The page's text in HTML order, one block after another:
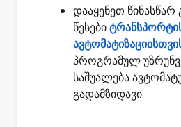
დააყენეთ
წესები
პროგრამულ
საშუალება
გადამზიდავი